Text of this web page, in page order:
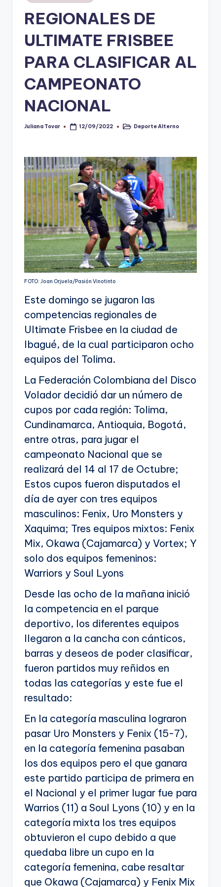
V
ti
o
en
REGIONALES DE
ULTIMATE FRISBEE
PARA CLASIFICAR AL
CAMPEONATO
NACIONAL
Publicado
Juliana Tovar 12/09/2022
Publicado
Deporte Alterno
FOTO: Joan Orjuela/Pasión Vinotinto
Este domingo se jugaron las
competencias regionales de
Ultimate Frisbee en la ciudad de
Ibagué, de la cual participaron ocho
equipos del Tolima.
La Federación Colombiana del Disco
Volador decidió dar un número de
cupos por cada región: Tolima,
Cundinamarca, Antioquia, Bogotá,
entre otras, para jugar el
campeonato Nacional que se
realizará del 14 al 17 de Octubre;
Estos cupos fueron disputados el
día de ayer con tres equipos
masculinos: Fenix, Uro Monsters y
Xaquima; Tres equipos mixtos: Fenix
Mix, Okawa (Cajamarca) y Vortex; Y
solo dos equipos femeninos:
Warriors y Soul Lyons
Desde las ocho de la mañana inició
la competencia en el parque
deportivo, los diferentes equipos
llegaron a la cancha con cánticos,
barras y deseos de poder clasificar,
fueron partidos muy reñidos en
todas las categorías y este fue el
resultado:
En la categoría masculina lograron
pasar Uro Monsters y Fenix (15-7),
en la categoría femenina pasaban
los dos equipos pero el que ganara
este partido participa de primera en
el Nacional y el primer lugar fue para
Warrios (11) a Soul Lyons (10) y en la
categoría mixta los tres equipos
obtuvieron el cupo debido a que
quedaba libre un cupo en la
categoría femenina, cabe resaltar
que Okawa (Cajamarca) y Fenix Mix